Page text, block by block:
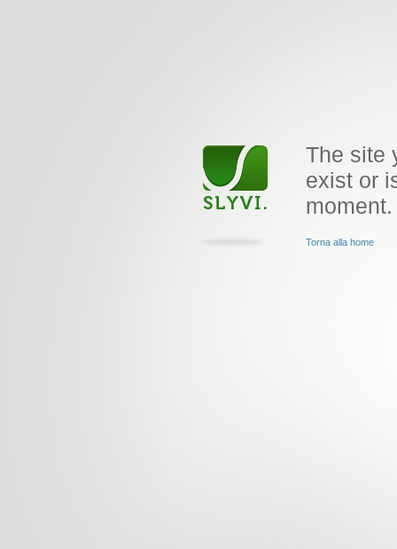
The site
exist or
moment.
Torna alla home